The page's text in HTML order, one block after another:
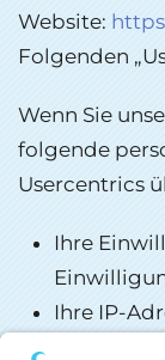
Website:
Folgenden
Wenn Sie
folgende
Usercentrics
Ihre
Ihre IP-